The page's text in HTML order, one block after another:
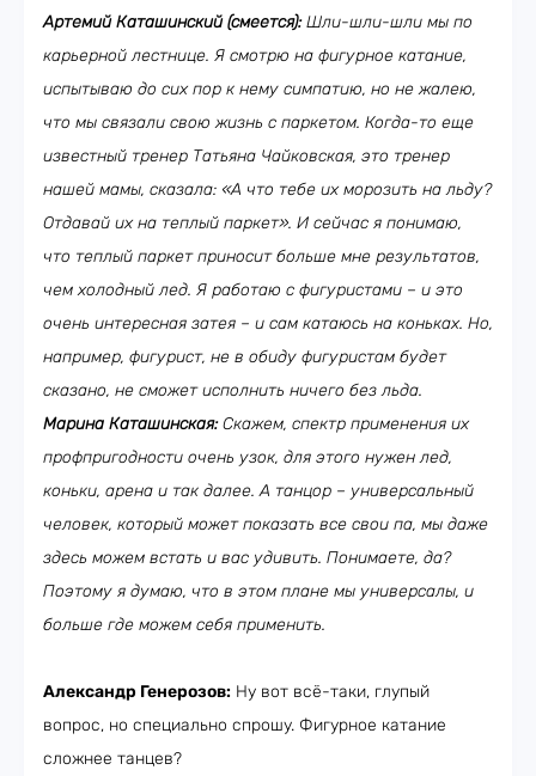
Артемий Каташинский (смеется):Шли-шли-шли мы по
карьерной лестнице. Я смотрю на фигурное катание,
испытываю до сих пор к нему симпатию, но не жалею,
что мы связали свою жизнь с паркетом. Когда-то еще
известный тренер Татьяна Чайковская, это тренер
нашей мамы, сказала: «А что тебе их морозить на льду?
Отдавай их на теплый паркет». И сейчас я понимаю,
что теплый паркет приносит больше мне результатов,
чем холодный лед. Я работаю с фигуристами – и это
очень интересная затея – и сам катаюсь на коньках. Но,
например, фигурист, не в обиду фигуристам будет
сказано, не сможет исполнить ничего без льда.
Марина Каташинская:Скажем, спектр применения их
профпригодности очень узок, для этого нужен лед,
коньки, арена и так далее. А танцор – универсальный
человек, который может показать все свои па, мы даже
здесь можем встать и вас удивить. Понимаете, да?
Поэтому я думаю, что в этом плане мы универсалы, и
больше где можем себя применить.
Александр Генерозов: Ну вот всё-таки, глупый
вопрос, но специально спрошу. Фигурное катание
сложнее танцев?